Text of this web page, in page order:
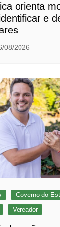
orienta
e
08/2026
Governo do
Vereador